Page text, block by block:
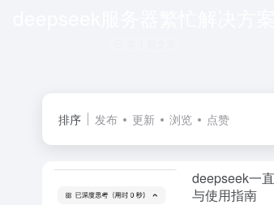
排序 发布 更新 浏览 点赞
deepseek一
与使用指南